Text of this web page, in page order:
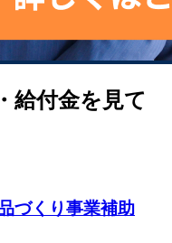
給付金を見て
づくり事業補助